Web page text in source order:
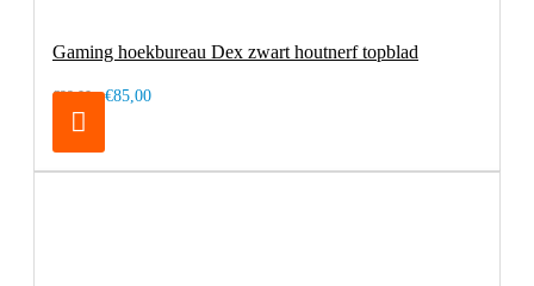
Gaming hoekbureau Dex zwart houtnerf topblad
€99,00 €85,00